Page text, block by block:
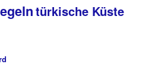
türkische Küste